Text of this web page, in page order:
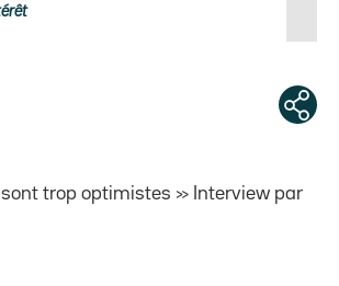
trop optimistes » Interview par